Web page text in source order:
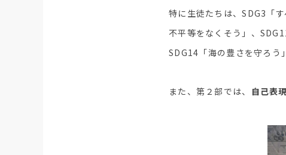
特に生徒たちは、SDG3「
不平等をなくそう」、
SDG14「海の豊さを守ろう
また、第２部では、 自己表